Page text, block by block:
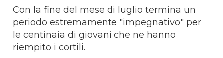
Con la fine del mese di luglio termina un
periodo estremamente "impegnativo" per
le centinaia di giovani che ne hanno
riempito i cortili.